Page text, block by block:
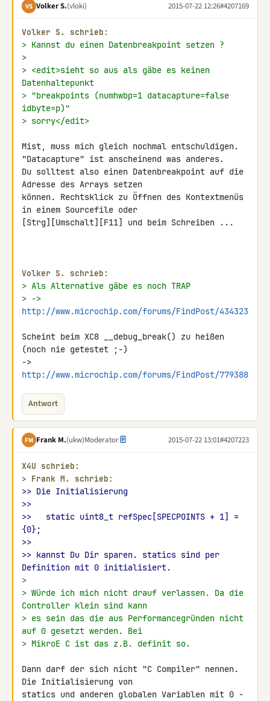
VS Volker S.(vloki) 2015-07-22 12:26#4207169
Volker S. schrieb:
> Kannst du einen Datenbreakpoint setzen ?
>
> <edit>sieht so aus als gäbe es keinen
Datenhaltepunkt
> "breakpoints (numhwbp=1 datacapture=false
idbyte=p)"
> sorry</edit>
Mist, muss mich gleich nochmal entschuldigen.
"Datacapture" ist anscheinend was anderes.
Du solltest also einen Datenbreakpoint auf die
Adresse des Arrays setzen
können. Rechtsklick zu Öffnen des Kontextmenüs
in einem Sourcefile oder
[Strg][Umschalt][F11] und beim Schreiben ...
Volker S. schrieb:
> Als Alternative gäbe es noch TRAP
http://www.microchip.com/forums/FindPost/434323
Scheint beim XC8 __debug_break() zu heißen
(noch nie getestet ;-)
http://www.microchip.com/forums/FindPost/779388
Antwort
FM Frank M.(ukw)Moderator 2015-07-22 13:01#4207223
X4U schrieb:
> Frank M. schrieb:
>> Die Initialisierung
>>
>>   static uint8_t refSpec[SPECPOINTS + 1] =
{0};
>>
>> kannst Du Dir sparen. statics sind per
Definition mit 0 initialisiert.
>
> Würde ich mich nicht drauf verlassen. Da die
Controller klein sind kann
> es sein das die aus Performancegründen nicht
auf 0 gesetzt werden. Bei
> MikroE C ist das z.B. definit so.
Dann darf der sich nicht "C Compiler" nennen.
Die Initialisierung von
statics und anderen globalen Variablen mit 0 -